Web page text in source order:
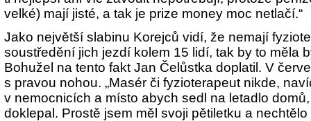
velké) mají jisté, a tak je prize money moc netlačí.“
Jako největší slabinu Korejců vidí, že nemají
soustředění jich jezdí kolem 15 lidí, tak by to měla
Bohužel na tento fakt Jan Čelůstka doplatil. V
s pravou nohou. „Masér či fyzioterapeut nikde,
v nemocnicích a místo abych sedl na letadlo
doklepal. Prostě jsem měl svoji pětiletku a nechtělo